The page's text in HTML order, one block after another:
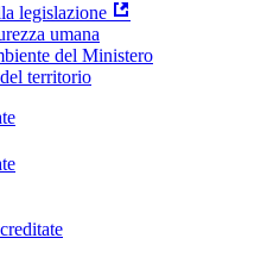
legislazione
umana
del Ministero
territorio